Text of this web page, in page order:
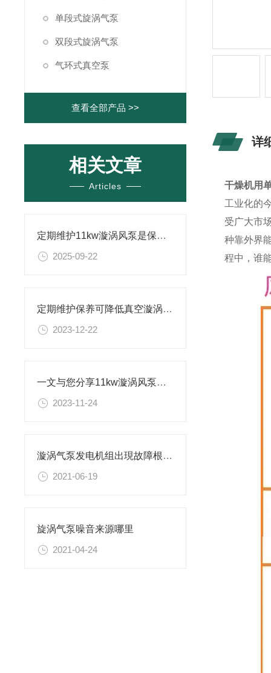
单段式旋涡气泵
双段式旋涡气泵
气环式真空泵
查看全部产品 >>
相关文章
Articles
定期维护11kw漩涡风泵是保证正常运转的关键
2025-09-22
定期维护保养可降低真空漩涡风泵的故障率
2023-12-22
一文与您分享11kw漩涡风泵的常见故障相应解决方法
2023-11-24
漩涡气泵发电机组出現故障根本原因
2021-06-19
旋涡气泵噪音来源哪里
2021-04-24
详
干燥机用
工业化的
受广大市
种靠外界
程中，谁